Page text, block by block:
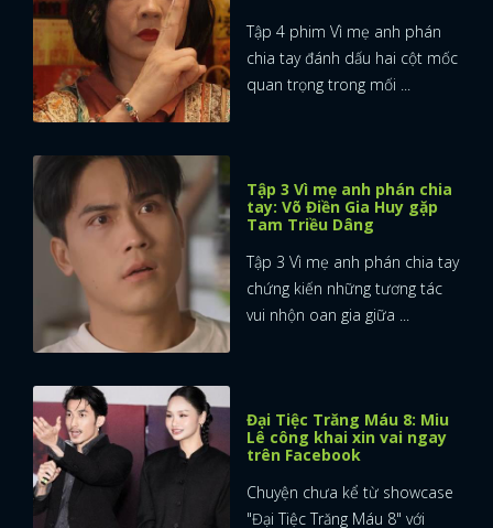
FACEBOOK GOOGLE
Tập 4 phim Vì mẹ anh phán
chia tay đánh dấu hai cột mốc
quan trọng trong mối ...
Tập 3 Vì mẹ anh phán chia
tay: Võ Điền Gia Huy gặp
Tam Triều Dâng
Tập 3 Vì mẹ anh phán chia tay
chứng kiến những tương tác
vui nhộn oan gia giữa ...
Đại Tiệc Trăng Máu 8: Miu
Lê công khai xin vai ngay
trên Facebook
Chuyện chưa kể từ showcase
"Đại Tiệc Trăng Máu 8" với